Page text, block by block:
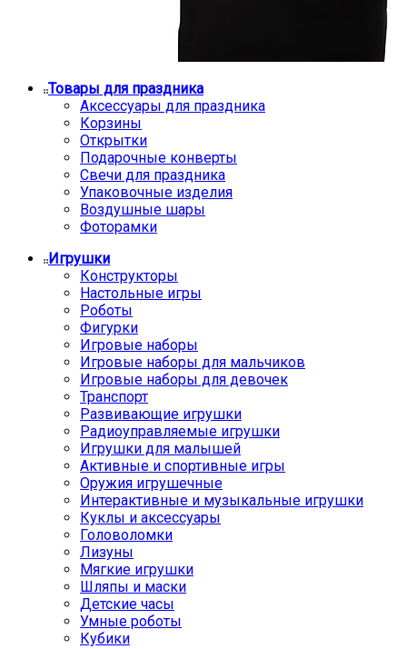
Товары для праздника
Аксессуары для праздника
Корзины
Открытки
Подарочные конверты
Свечи для праздника
Упаковочные изделия
Воздушные шары
Фоторамки
Игрушки
Конструкторы
Настольные игры
Роботы
Фигурки
Игровые наборы
Игровые наборы для мальчиков
Игровые наборы для девочек
Транспорт
Развивающие игрушки
Радиоуправляемые игрушки
Игрушки для малышей
Активные и спортивные игры
Оружия игрушечные
Интерактивные и музыкальные игрушки
Куклы и аксессуары
Головоломки
Лизуны
Мягкие игрушки
Шляпы и маски
Детские часы
Умные роботы
Кубики